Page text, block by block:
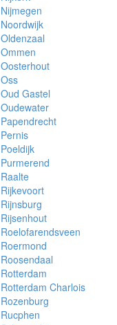
Nijmegen
Noordwijk
Oldenzaal
Ommen
Oosterhout
Oss
Oud Gastel
Oudewater
Papendrecht
Pernis
Poeldijk
Purmerend
Raalte
Rijkevoort
Rijnsburg
Rijsenhout
Roelofarendsveen
Roermond
Roosendaal
Rotterdam
Rotterdam Charlois
Rozenburg
Rucphen